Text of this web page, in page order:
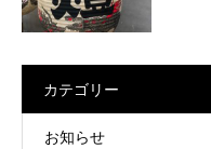
カテゴリー
お知らせ